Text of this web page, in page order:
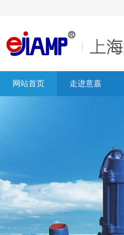
网站首页 走进意嘉